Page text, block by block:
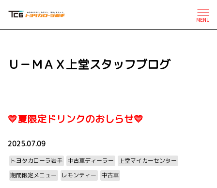
MENU
Ｕ－ＭＡＸ上堂スタッフブログ
💛夏限定ドリンクのおしらせ💛
2025.07.09
トヨタカローラ岩手 中古車ディーラー
上堂マイカーセンター
期間限定メニュー
レモンティー 中古車